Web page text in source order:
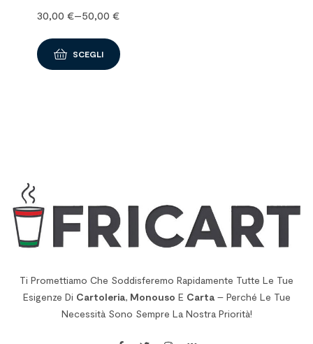
30,00 €–50,00 €
SCEGLI
Ti Promettiamo Che Soddisferemo Rapidamente Tutte Le Tue
Esigenze Di Cartoleria, Monouso E Carta– Perché Le Tue
Necessità Sono Sempre La Nostra Priorità!